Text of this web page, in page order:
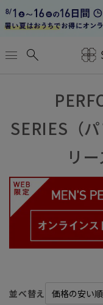
menu search
SERIES（
リ
並べ替え